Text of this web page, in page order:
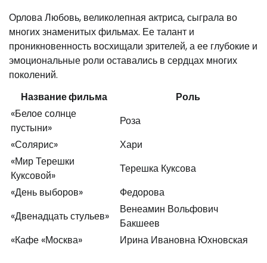
Орлова Любовь, великолепная актриса, сыграла во
многих знаменитых фильмах. Ее талант и
проникновенность восхищали зрителей, а ее глубокие и
эмоциональные роли оставались в сердцах многих
поколений.
Название фильма
Роль
«Белое солнце
пустыни»
Роза
«Солярис»
Хари
«Мир Терешки
Куксовой»
Терешка Куксова
«День выборов»
Федорова
«Двенадцать стульев»
Венеамин Вольфович
Бакшеев
«Кафе «Москва»
Ирина Ивановна Юхновская